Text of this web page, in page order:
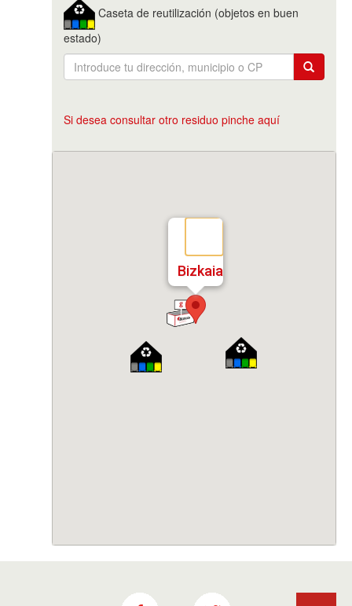
Caseta de reutilización (objetos en buen
estado)
Si desea consultar otro residuo pinche aquí
Bizkaia